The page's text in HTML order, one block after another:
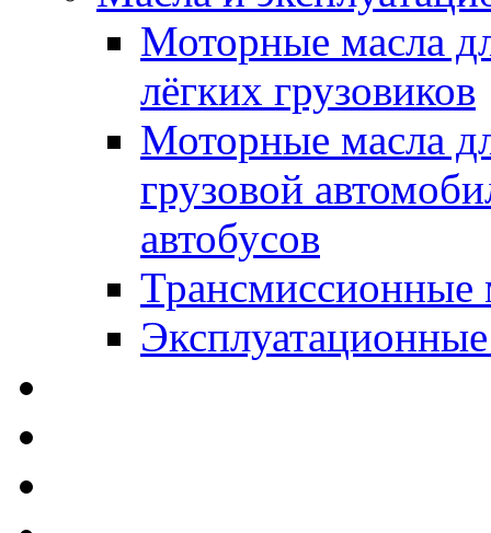
Моторные масла
лёгких грузовиков
Моторные масла
грузовой
автобусов
Трансмиссионные